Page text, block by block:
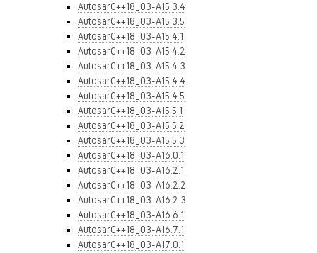
AutosarC++18_03-A15.3.4
AutosarC++18_03-A15.3.5
AutosarC++18_03-A15.4.1
AutosarC++18_03-A15.4.2
AutosarC++18_03-A15.4.3
AutosarC++18_03-A15.4.4
AutosarC++18_03-A15.4.5
AutosarC++18_03-A15.5.1
AutosarC++18_03-A15.5.2
AutosarC++18_03-A15.5.3
AutosarC++18_03-A16.0.1
AutosarC++18_03-A16.2.1
AutosarC++18_03-A16.2.2
AutosarC++18_03-A16.2.3
AutosarC++18_03-A16.6.1
AutosarC++18_03-A16.7.1
AutosarC++18_03-A17.0.1